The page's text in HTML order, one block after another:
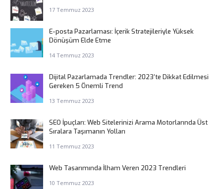
17 Temmuz 2023
E-posta Pazarlaması: İçerik Stratejileriyle Yüksek
Dönüşüm Elde Etme
14 Temmuz 2023
Dijital Pazarlamada Trendler: 2023’te Dikkat Edilmesi
Gereken 5 Önemli Trend
13 Temmuz 2023
SEO İpuçları: Web Sitelerinizi Arama Motorlarında Üst
Sıralara Taşımanın Yolları
11 Temmuz 2023
Web Tasarımında İlham Veren 2023 Trendleri
10 Temmuz 2023